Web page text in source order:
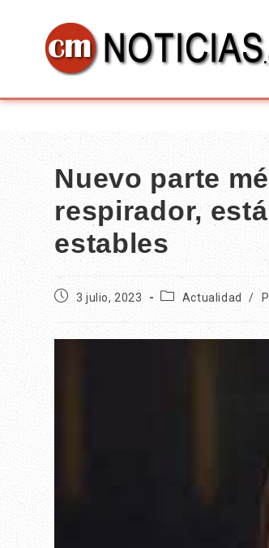
Nuevo parte
respirador,
estables
3 julio, 2023 Actualidad /